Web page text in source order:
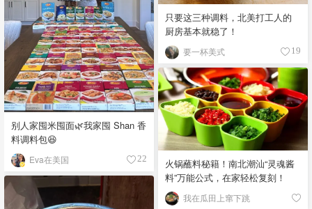
别人家囤米囤面🌿我家囤 Shan 香
料调料包😆
Eva在美国 22
只要这三种调料，北美打工人的
厨房基本就稳了！
要一杯美式 19
火锅蘸料秘籍！南北潮汕“灵魂酱
料”万能公式，在家轻松复刻！
我在瓜田上窜下跳